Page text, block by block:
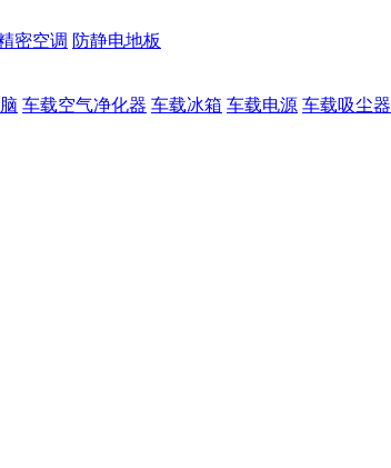
密空调 防静电地板
车载空气净化器 车载冰箱 车载电源 车载吸尘器